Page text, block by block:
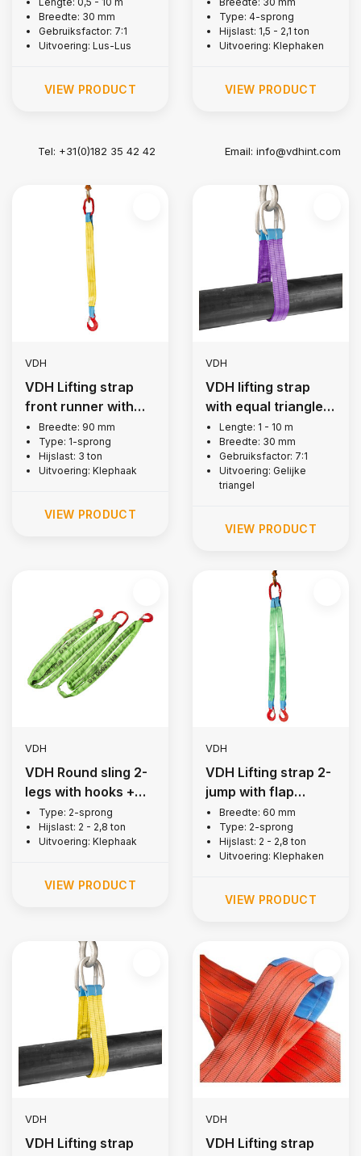
Breedte: 30 mm
Gebruiksfactor: 7:1
Uitvoering: Lus-Lus
VIEW PRODUCT
Type: 4-sprong
Hijslast: 1,5 - 2,1 ton
Uitvoering: Klephaken
VIEW PRODUCT
Tel: +31(0)182 35 42 42 Email:info@vdhint.com
VDH
VDH Lifting strap
front runner with
flap hooks, 3 tonne
Breedte: 90 mm
Type: 1-sprong
Hijslast: 3 ton
Uitvoering: Klephaak
VIEW PRODUCT
VDH
VDH lifting strap
with equal triangle, 1
tonLengte: 1 - 10 m
Breedte: 30 mm
Gebruiksfactor: 7:1
Uitvoering: Gelijke
triangel
VIEW PRODUCT
VDH
VDH Round sling 2-
legs with hooks +
latch, 2 ton
Type: 2-sprong
Hijslast: 2 - 2,8 ton
Uitvoering: Klephaak
VIEW PRODUCT
VDH
VDH Lifting strap 2-
jump with flap
hooks, 2 tonne
Breedte: 60 mm
Type: 2-sprong
Hijslast: 2 - 2,8 ton
Uitvoering: Klephaken
VIEW PRODUCT
VDH
VDH Lifting strap
VDH
VDH Lifting strap